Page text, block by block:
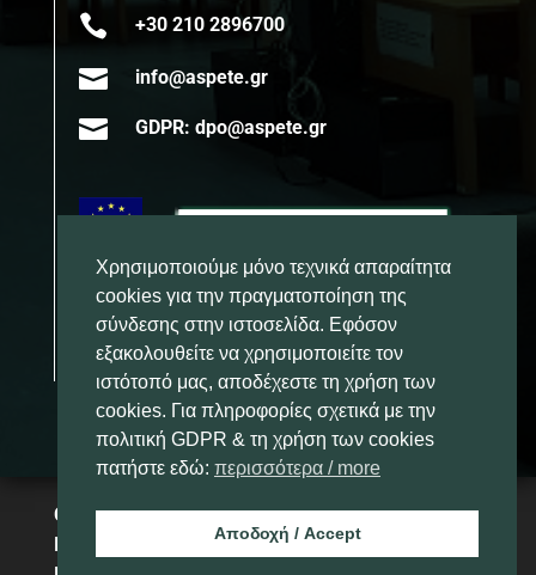
 +30 210 2896700
 info@aspete.gr
 GDPR: dpo@aspete.gr
Copyright 2025 – Ανώτατη Σχολή
Παιδαγωγικής και Τεχνολογικής
Χρησιμοποιούμε μόνο τεχνικά απαραίτητα
cookies για την πραγματοποίηση της
σύνδεσης στην ιστοσελίδα. Εφόσον
εξακολουθείτε να χρησιμοποιείτε τον
ιστότοπό μας, αποδέχεστε τη χρήση των
cookies. Για πληροφορίες σχετικά με την
πολιτική GDPR & τη χρήση των cookies
πατήστε εδώ: περισσότερα / more
Αποδοχή / Accept